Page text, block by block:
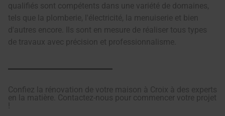
qualifiés sont compétents dans une variété de domaines,
tels que la plomberie, l'électricité, la menuiserie et bien
d'autres encore. Ils sont en mesure de réaliser tous types
de travaux avec précision et professionnalisme.
Confiez la rénovation de votre maison à Croix à des experts
en la matière. Contactez-nous pour commencer votre projet